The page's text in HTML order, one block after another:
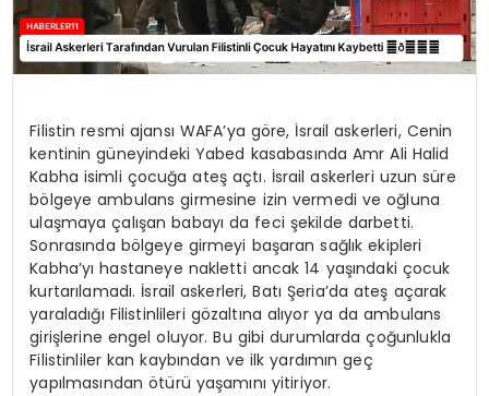
Filistin resmi ajansı WAFA’ya göre, İsrail askerleri, Cenin
kentinin güneyindeki Yabed kasabasında Amr Ali Halid
Kabha isimli çocuğa ateş açtı. İsrail askerleri uzun süre
bölgeye ambulans girmesine izin vermedi ve oğluna
ulaşmaya çalışan babayı da feci şekilde darbetti.
Sonrasında bölgeye girmeyi başaran sağlık ekipleri
Kabha’yı hastaneye nakletti ancak 14 yaşındaki çocuk
kurtarılamadı. İsrail askerleri, Batı Şeria’da ateş açarak
yaraladığı Filistinlileri gözaltına alıyor ya da ambulans
girişlerine engel oluyor. Bu gibi durumlarda çoğunlukla
Filistinliler kan kaybından ve ilk yardımın geç
yapılmasından ötürü yaşamını yitiriyor.